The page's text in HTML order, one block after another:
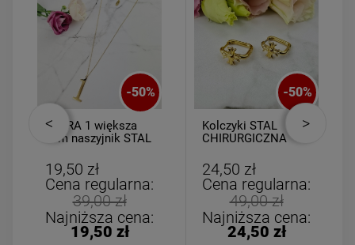
-50%
CYFRA 1 większa
3cm naszyjnik STAL
19,50 zł
Cena regularna:
39,00 zł
Najniższa cena:
19,50 zł
-50%
Kolczyki STAL
CHIRURGICZNA
24,50 zł
Cena regularna:
49,00 zł
Najniższa cena:
24,50 zł